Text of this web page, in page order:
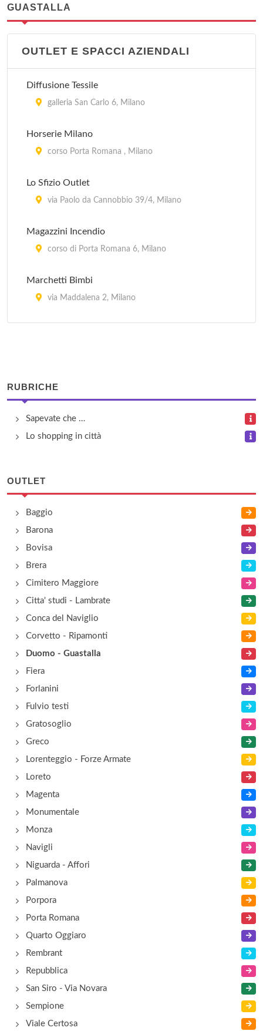
GUASTALLA
OUTLET E SPACCI AZIENDALI
Diffusione Tessile
galleria San Carlo 6, Milano
Horserie Milano
corso Porta Romana , Milano
Lo Sfizio Outlet
via Paolo da Cannobbio 39/4, Milano
Magazzini Incendio
corso di Porta Romana 6, Milano
Marchetti Bimbi
via Maddalena 2, Milano
Via Leopardi 2, Milano
RUBRICHE
Sapevate che …
Lo shopping in città
OUTLET
Baggio
Barona
Bovisa
Brera
Cimitero Maggiore
Citta' studi - Lambrate
Conca del Naviglio
Corvetto - Ripamonti
Duomo - Guastalla
Fiera
Forlanini
Fulvio testi
Gratosoglio
Greco
Lorenteggio - Forze Armate
Loreto
Magenta
Monumentale
Monza
Navigli
Niguarda - Affori
Palmanova
Porpora
Porta Romana
Quarto Oggiaro
Rembrant
Repubblica
San Siro - Via Novara
Sempione
Viale Certosa